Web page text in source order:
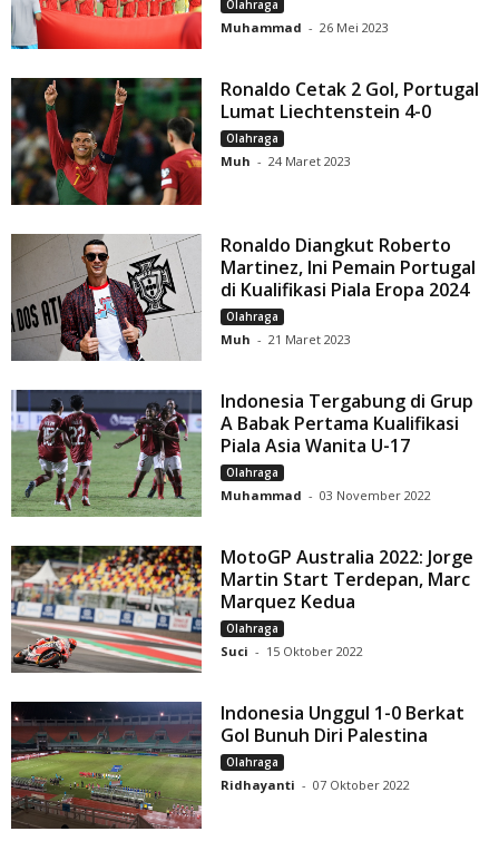
Olahraga
Muhammad - 26 Mei 2023
Ronaldo Cetak 2 Gol, Portugal
Lumat Liechtenstein 4-0
Olahraga
Muh - 24 Maret 2023
Ronaldo Diangkut Roberto
Martinez, Ini Pemain Portugal
di Kualifikasi Piala Eropa 2024
Olahraga
Muh - 21 Maret 2023
Indonesia Tergabung di Grup
A Babak Pertama Kualifikasi
Piala Asia Wanita U-17
Olahraga
Muhammad - 03 November 2022
MotoGP Australia 2022: Jorge
Martin Start Terdepan, Marc
Marquez Kedua
Olahraga
Suci - 15 Oktober 2022
Indonesia Unggul 1-0 Berkat
Gol Bunuh Diri Palestina
Olahraga
Ridhayanti - 07 Oktober 2022